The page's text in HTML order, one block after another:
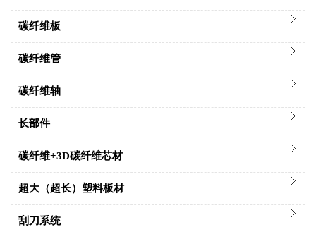
碳纤维板
碳纤维管
碳纤维轴
长部件
碳纤维+3D碳纤维芯材
超大（超长）塑料板材
刮刀系统